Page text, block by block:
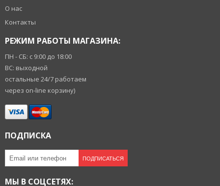
О нас
Контакты
РЕЖИМ РАБОТЫ МАГАЗИНА:
ПН - СБ: с 9:00 до 18:00
ВС: выходной
остальные 24/7 работаем
через on-line корзину)
ПОДПИСКА
ПОДПИСАТЬСЯ
МЫ В СОЦСЕТЯХ: